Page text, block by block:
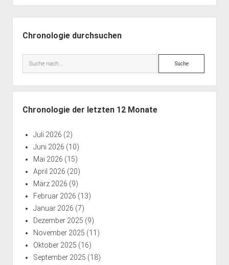
Chronologie durchsuchen
Suche
Chronologie der letzten 12 Monate
Juli 2026 (2)
Juni 2026 (10)
Mai 2026 (15)
April 2026 (20)
März 2026 (9)
Februar 2026 (13)
Januar 2026 (7)
Dezember 2025 (9)
November 2025 (11)
Oktober 2025 (16)
September 2025 (18)